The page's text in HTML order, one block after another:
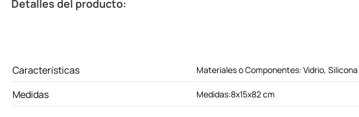
Detalles del producto:
Características Materiales o Componentes: Vidrio, Silicona
Medidas Medidas:8x15x82 cm